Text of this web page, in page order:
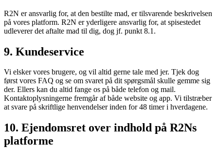
R2N er ansvarlig for, at den bestilte mad, er tilsvarende beskrivelsen
på vores platform. R2N er yderligere ansvarlig for, at spisestedet
udleverer det aftalte mad til dig, dog jf. punkt 8.1.
9. Kundeservice
Vi elsker vores brugere, og vil altid gerne tale med jer. Tjek dog
først vores FAQ og se om svaret på dit spørgsmål skulle gemme sig
der. Ellers kan du altid fange os på både telefon og mail.
Kontaktoplysningerne fremgår af både website og app. Vi tilstræber
at svare på skriftlige henvendelser inden for 48 timer i hverdagene.
10. Ejendomsret over indhold på R2Ns
platforme